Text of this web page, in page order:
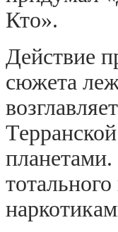
Кто».
Действие
сюжета